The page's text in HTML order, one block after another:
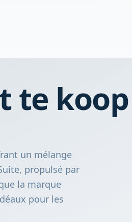
te koop
un mélange
propulsé par
la marque
pour les